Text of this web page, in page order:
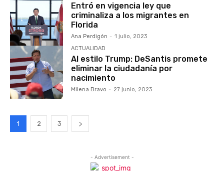
Entró en vigencia ley que
criminaliza a los migrantes en
Florida
Ana Perdigón - 1 julio, 2023
ACTUALIDAD
Al estilo Trump: DeSantis promete
eliminar la ciudadanía por
nacimiento
Milena Bravo - 27 junio, 2023
1 2 3
- Advertisement -